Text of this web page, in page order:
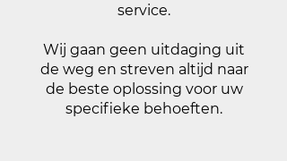
service.
Wij gaan geen uitdaging uit
de weg en streven altijd naar
de beste oplossing voor uw
specifieke behoeften.